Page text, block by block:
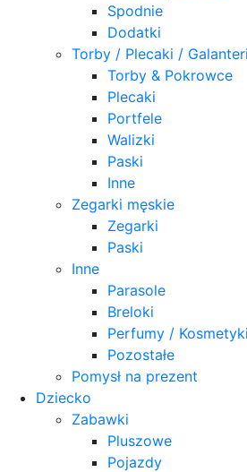
Spodnie
Dodatki
Torby / Plecaki /
Torby & Pokrowce
Plecaki
Portfele
Walizki
Paski
Inne
Zegarki męskie
Zegarki
Paski
Inne
Parasole
Breloki
Perfumy / Kosmetyki
Pozostałe
Pomysł na prezent
Dziecko
Zabawki
Pluszowe
Pojazdy